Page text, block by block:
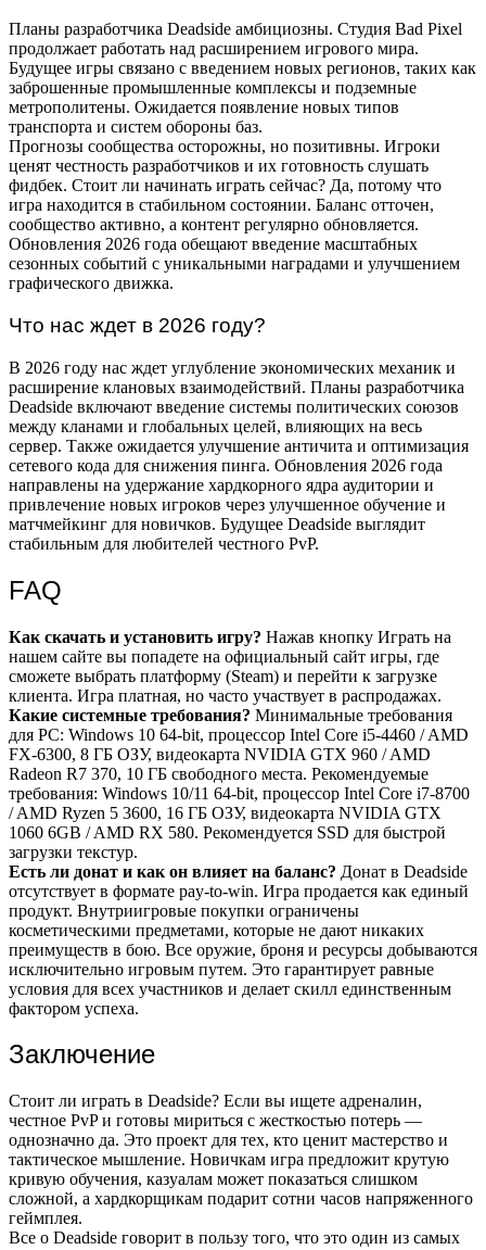
Планы разработчика Deadside амбициозны. Студия Bad Pixel
продолжает работать над расширением игрового мира.
Будущее игры связано с введением новых регионов, таких как
заброшенные промышленные комплексы и подземные
метрополитены. Ожидается появление новых типов
транспорта и систем обороны баз.
Прогнозы сообщества осторожны, но позитивны. Игроки
ценят честность разработчиков и их готовность слушать
фидбек. Стоит ли начинать играть сейчас? Да, потому что
игра находится в стабильном состоянии. Баланс отточен,
сообщество активно, а контент регулярно обновляется.
Обновления 2026 года обещают введение масштабных
сезонных событий с уникальными наградами и улучшением
графического движка.
Что нас ждет в 2026 году?
В 2026 году нас ждет углубление экономических механик и
расширение клановых взаимодействий. Планы разработчика
Deadside включают введение системы политических союзов
между кланами и глобальных целей, влияющих на весь
сервер. Также ожидается улучшение античита и оптимизация
сетевого кода для снижения пинга. Обновления 2026 года
направлены на удержание хардкорного ядра аудитории и
привлечение новых игроков через улучшенное обучение и
матчмейкинг для новичков. Будущее Deadside выглядит
стабильным для любителей честного PvP.
FAQ
Как скачать и установить игру? Нажав кнопку Играть на
нашем сайте вы попадете на официальный сайт игры, где
сможете выбрать платформу (Steam) и перейти к загрузке
клиента. Игра платная, но часто участвует в распродажах.
Какие системные требования? Минимальные требования
для PC: Windows 10 64-bit, процессор Intel Core i5-4460 / AMD
FX-6300, 8 ГБ ОЗУ, видеокарта NVIDIA GTX 960 / AMD
Radeon R7 370, 10 ГБ свободного места. Рекомендуемые
требования: Windows 10/11 64-bit, процессор Intel Core i7-8700
/ AMD Ryzen 5 3600, 16 ГБ ОЗУ, видеокарта NVIDIA GTX
1060 6GB / AMD RX 580. Рекомендуется SSD для быстрой
загрузки текстур.
Есть ли донат и как он влияет на баланс? Донат в Deadside
отсутствует в формате pay-to-win. Игра продается как единый
продукт. Внутриигровые покупки ограничены
косметическими предметами, которые не дают никаких
преимуществ в бою. Все оружие, броня и ресурсы добываются
исключительно игровым путем. Это гарантирует равные
условия для всех участников и делает скилл единственным
фактором успеха.
Заключение
Стоит ли играть в Deadside? Если вы ищете адреналин,
честное PvP и готовы мириться с жесткостью потерь —
однозначно да. Это проект для тех, кто ценит мастерство и
тактическое мышление. Новичкам игра предложит крутую
кривую обучения, казуалам может показаться слишком
сложной, а хардкорщикам подарит сотни часов напряженного
геймплея.
Все о Deadside говорит в пользу того, что это один из самых